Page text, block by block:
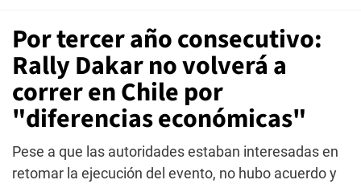
Por tercer año consecutivo:
Rally Dakar no volverá a
correr en Chile por
"diferencias económicas"
Pese a que las autoridades estaban interesadas en
retomar la ejecución del evento, no hubo acuerdo y